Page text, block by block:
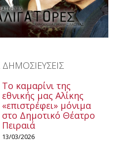
Το καμαρίνι της
εθνικής μας Αλίκης
«επιστρέφει» μόνιμα
στο Δημοτικό Θέατρο
Πειραιά
13/03/2026